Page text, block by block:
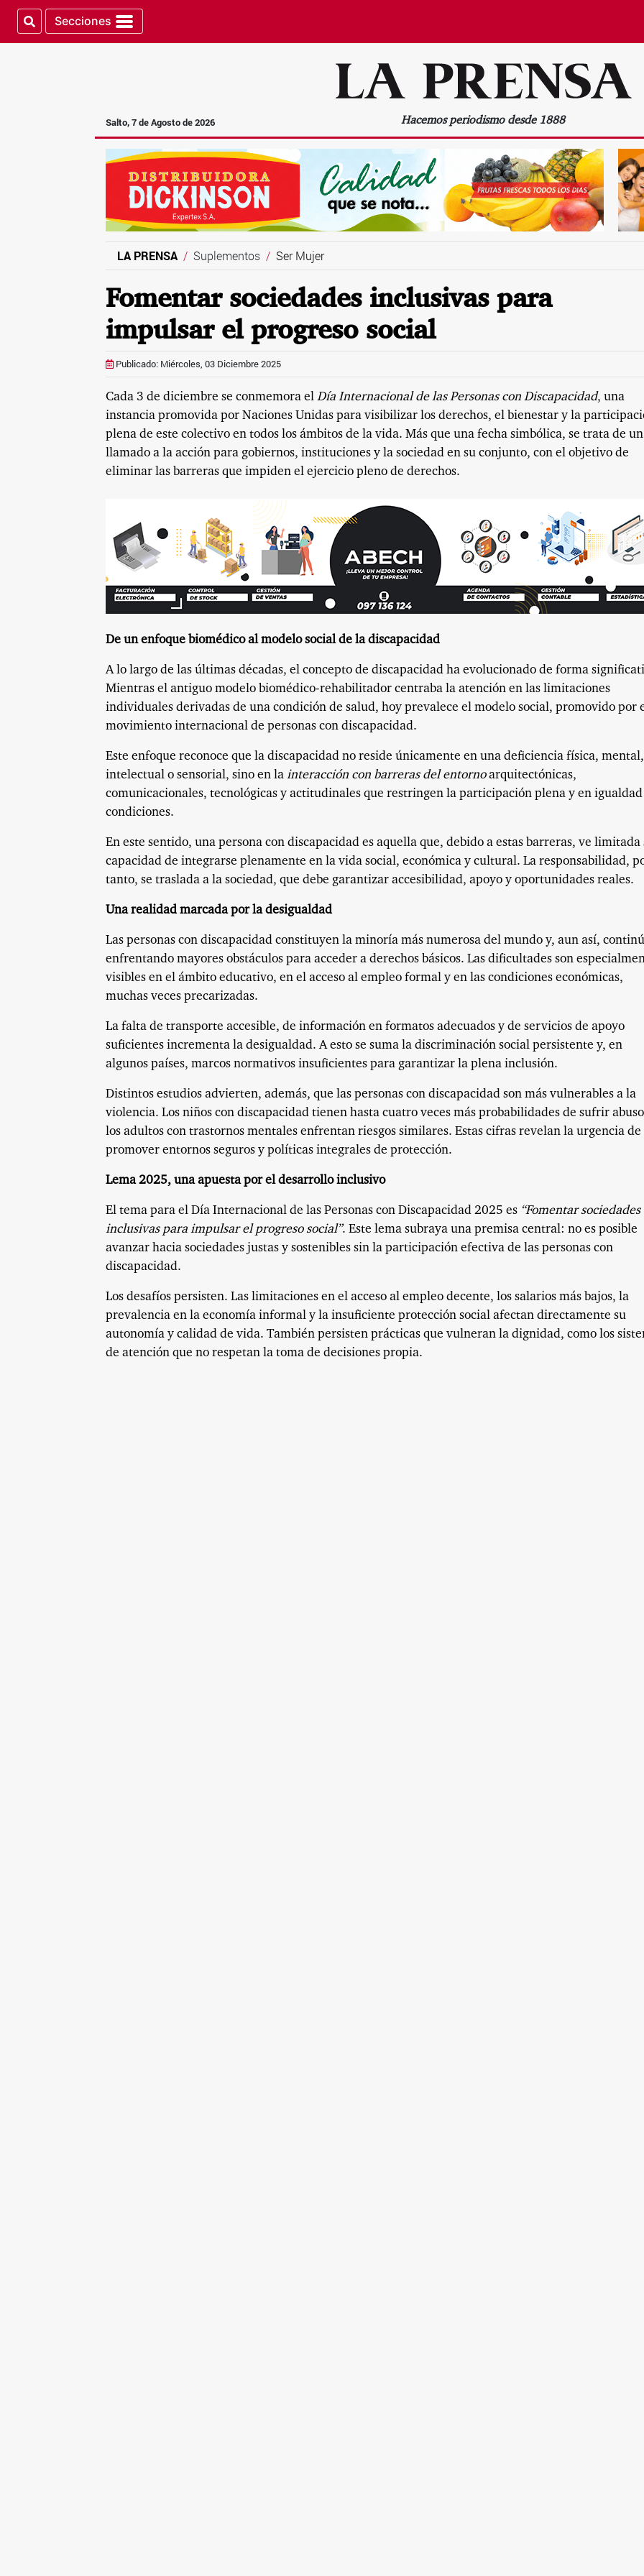
Secciones
Salto, 7 de Agosto de 2026 Hacemos periodismo desde 1888
LA PRENSA Suplementos Ser Mujer
Fomentar sociedades inclusivas para
impulsar el progreso social
Publicado: Miércoles, 03 Diciembre 2025
Cada 3 de diciembre se conmemora el Día Internacional de las Personas con Discapacidad, una
instancia promovida por Naciones Unidas para visibilizar los derechos, el bienestar y la
plena de este colectivo en todos los ámbitos de la vida. Más que una fecha simbólica, se trata de un
llamado a la acción para gobiernos, instituciones y la sociedad en su conjunto, con el objetivo de
eliminar las barreras que impiden el ejercicio pleno de derechos.
De un enfoque biomédico al modelo social de la discapacidad
A lo largo de las últimas décadas, el concepto de discapacidad ha evolucionado de forma
Mientras el antiguo modelo biomédico-rehabilitador centraba la atención en las limitaciones
individuales derivadas de una condición de salud, hoy prevalece el modelo social, promovido por
movimiento internacional de personas con discapacidad.
Este enfoque reconoce que la discapacidad no reside únicamente en una deficiencia física, mental,
intelectual o sensorial, sino en la interacción con barreras del entornoarquitectónicas,
comunicacionales, tecnológicas y actitudinales que restringen la participación plena y en
condiciones.
En este sentido, una persona con discapacidad es aquella que, debido a estas barreras, ve limitada
capacidad de integrarse plenamente en la vida social, económica y cultural. La responsabilidad,
tanto, se traslada a la sociedad, que debe garantizar accesibilidad, apoyo y oportunidades reales.
Una realidad marcada por la desigualdad
Las personas con discapacidad constituyen la minoría más numerosa del mundo y, aun así,
enfrentando mayores obstáculos para acceder a derechos básicos. Las dificultades son
visibles en el ámbito educativo, en el acceso al empleo formal y en las condiciones económicas,
muchas veces precarizadas.
La falta de transporte accesible, de información en formatos adecuados y de servicios de apoyo
suficientes incrementa la desigualdad. A esto se suma la discriminación social persistente y, en
algunos países, marcos normativos insuficientes para garantizar la plena inclusión.
Distintos estudios advierten, además, que las personas con discapacidad son más vulnerables a la
violencia. Los niños con discapacidad tienen hasta cuatro veces más probabilidades de sufrir
los adultos con trastornos mentales enfrentan riesgos similares. Estas cifras revelan la urgencia de
promover entornos seguros y políticas integrales de protección.
Lema 2025, una apuesta por el desarrollo inclusivo
El tema para el Día Internacional de las Personas con Discapacidad 2025 es “Fomentar sociedades
inclusivas para impulsar el progreso social”. Este lema subraya una premisa central: no es posible
avanzar hacia sociedades justas y sostenibles sin la participación efectiva de las personas con
discapacidad.
Los desafíos persisten. Las limitaciones en el acceso al empleo decente, los salarios más bajos, la
prevalencia en la economía informal y la insuficiente protección social afectan directamente su
autonomía y calidad de vida. También persisten prácticas que vulneran la dignidad, como los
de atención que no respetan la toma de decisiones propia.